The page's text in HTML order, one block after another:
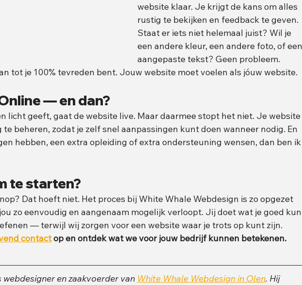
website klaar. Je krijgt de kans om alles
rustig te bekijken en feedback te geven.
Staat er iets niet helemaal juist? Wil je
een andere kleur, een andere foto, of
aangepaste tekst? Geen probleem.
tot je 100% tevreden bent. Jouw website moet voelen als jóuw website.
— en dan?
licht geeft, gaat de website live. Maar daarmee stopt het niet. Je
te beheren, zodat je zelf snel aanpassingen kunt doen wanneer nodig. En
hebben, een extra opleiding of extra ondersteuning wensen, dan ben
te starten?
Dat hoeft niet. Het proces bij White Whale Webdesign is zo opgezet
zo eenvoudig en aangenaam mogelijk verloopt. Jij doet wat je goed
— terwijl wij zorgen voor een website waar je trots op kunt zijn.
contact op en ontdek wat we voor jouw bedrijf kunnen betekenen.
webdesigner en zaakvoerder van White Whale Webdesign in Olen. Hij